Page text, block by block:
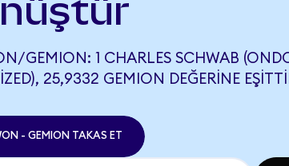
GEMION: 1 CHARLES SCHWAB
25,9332 GEMION DEĞERINE
- GEMION TAKAS ET